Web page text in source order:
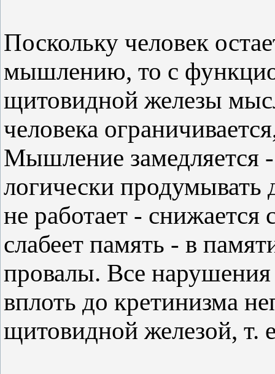
Поскольку человек
мышлению, то с
щитовидной железы
человека
Мышление замедляется
логически продумывать
не работает - снижается
слабеет память - в
провалы. Все
вплоть до кретинизма
щитовидной железой, т.